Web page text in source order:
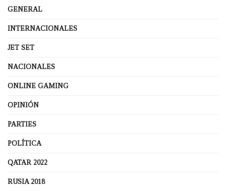
GENERAL
INTERNACIONALES
JET SET
NACIONALES
ONLINE GAMING
OPINIÓN
PARTIES
POLÍTICA
QATAR 2022
RUSIA 2018